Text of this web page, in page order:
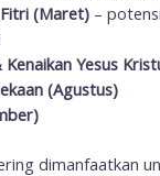
(Maret) –
Yesus
(Agustus)
dimanfaatkan